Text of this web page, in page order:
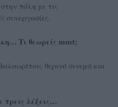
πόλη με τις
συνεργασίες.
Τι θεωρείς must;
θερινό σινεμά και
τρεις λέξεις…